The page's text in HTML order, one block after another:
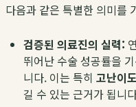
다음과 같은 특별한 의미를
검증된 의료진의 실력:
뛰어난 수술 성공률을
니다. 이는 특히 고난이
길 수 있는 근거가 됩니